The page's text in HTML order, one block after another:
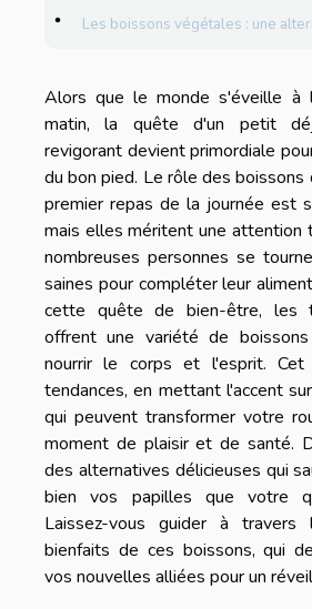
Les boissons végétales : une
Alors que le monde s'éveille à
matin, la quête d'un petit
revigorant devient primordiale
du bon pied. Le rôle des boissons
premier repas de la journée est
mais elles méritent une attention
nombreuses personnes se
saines pour compléter leur
cette quête de bien-être, les
offrent une variété de
nourrir le corps et l'esprit. Cet
tendances, en mettant l'accent
qui peuvent transformer votre
moment de plaisir et de santé.
des alternatives délicieuses qui
bien vos papilles que votre
Laissez-vous guider à
bienfaits de ces boissons, qui
vos nouvelles alliées pour un